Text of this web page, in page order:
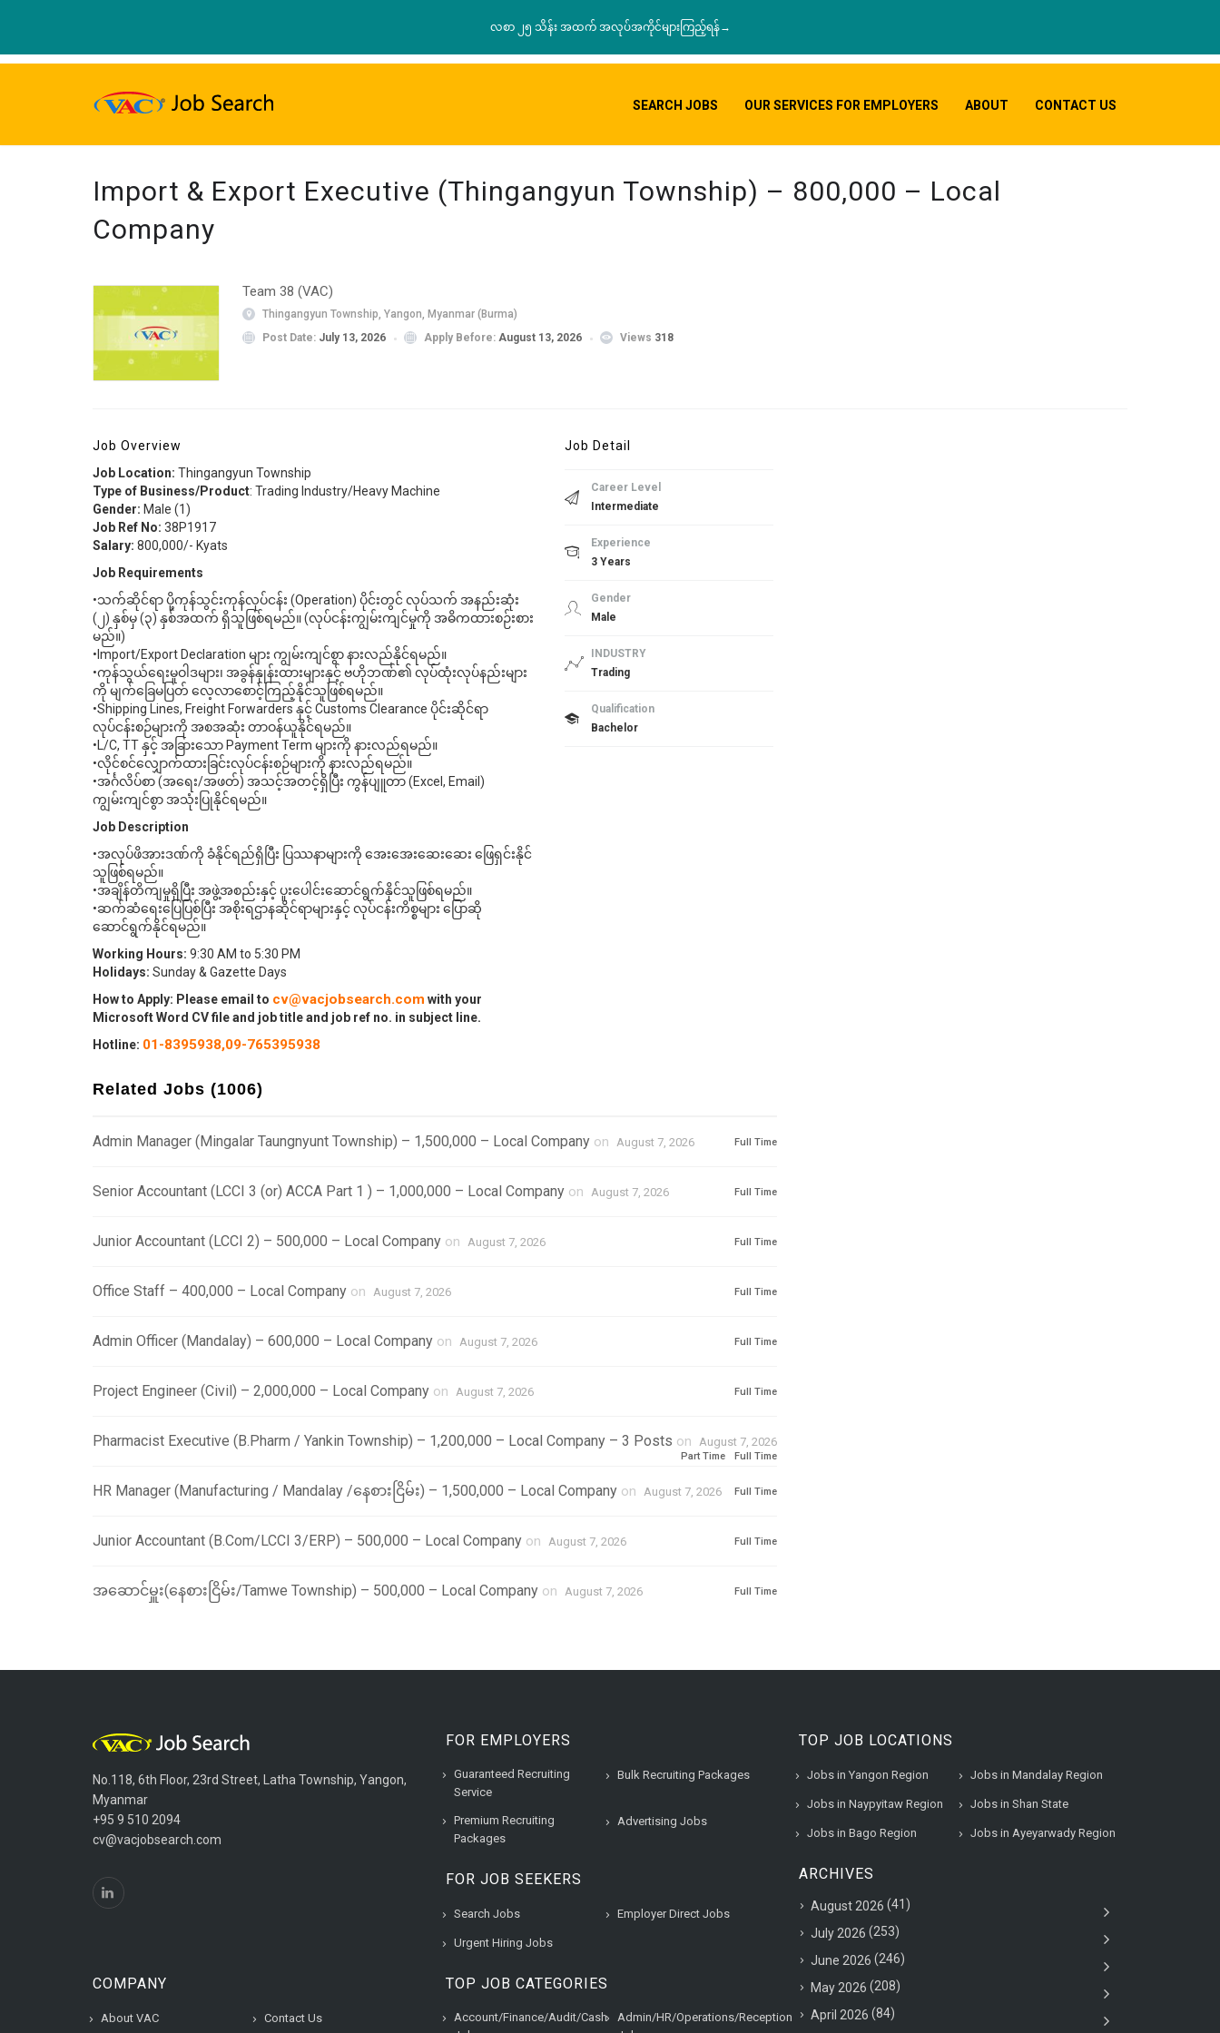
လစာ ၂၅ သိန်း အထက် အလုပ်အကိုင်များကြည့်ရန်→
SEARCH JOBS OUR SERVICES FOR EMPLOYERS ABOUT CONTACT US
Import & Export Executive (Thingangyun Township) – 800,000 – Local
Company
Team 38 (VAC)
Thingangyun Township, Yangon, Myanmar (Burma)
Post Date: July 13, 2026 Apply Before: August 13, 2026 Views 318
Job Overview
Job Location: Thingangyun Township
Type of Business/Product: Trading Industry/Heavy Machine
Gender: Male (1)
Job Ref No: 38P1917
Salary: 800,000/- Kyats
Job Requirements
•သက်ဆိုင်ရာ ပို့ကုန်သွင်းကုန်လုပ်ငန်း (Operation) ပိုင်းတွင် လုပ်သက် အနည်းဆုံး
(၂) နှစ်မှ (၃) နှစ်အထက် ရှိသူဖြစ်ရမည်။ (လုပ်ငန်းကျွမ်းကျင်မှုကို အဓိကထားစဉ်းစား
မည်။)
•Import/Export Declaration များ ကျွမ်းကျင်စွာ နားလည်နိုင်ရမည်။
•ကုန်သွယ်ရေးမူဝါဒများ၊ အခွန်နှုန်းထားများနှင့် ဗဟိုဘဏ်၏ လုပ်ထုံးလုပ်နည်းများ
ကို မျက်ခြေမပြတ် လေ့လာစောင့်ကြည့်နိုင်သူဖြစ်ရမည်။
•Shipping Lines, Freight Forwarders နှင့် Customs Clearance ပိုင်းဆိုင်ရာ
လုပ်ငန်းစဉ်များကို အစအဆုံး တာဝန်ယူနိုင်ရမည်။
•L/C, TT နှင့် အခြားသော Payment Term များကို နားလည်ရမည်။
•လိုင်စင်လျှောက်ထားခြင်းလုပ်ငန်းစဉ်များကို နားလည်ရမည်။
•အင်္ဂလိပ်စာ (အရေး/အဖတ်) အသင့်အတင့်ရှိပြီး ကွန်ပျူတာ (Excel, Email)
ကျွမ်းကျင်စွာ အသုံးပြုနိုင်ရမည်။
Job Description
•အလုပ်ဖိအားဒဏ်ကို ခံနိုင်ရည်ရှိပြီး ပြဿနာများကို အေးအေးဆေးဆေး ဖြေရှင်းနိုင်
သူဖြစ်ရမည်။
•အချိန်တိကျမှုရှိပြီး အဖွဲ့အစည်းနှင့် ပူးပေါင်းဆောင်ရွက်နိုင်သူဖြစ်ရမည်။
•ဆက်ဆံရေးပြေပြစ်ပြီး အစိုးရဌာနဆိုင်ရာများနှင့် လုပ်ငန်းကိစ္စများ ပြောဆို
ဆောင်ရွက်နိုင်ရမည်။
Working Hours: 9:30 AM to 5:30 PM
Holidays: Sunday & Gazette Days
How to Apply: Please email to cv@vacjobsearch.com with your
Microsoft Word CV file and job title and job ref no. in subject line.
Hotline: 01-8395938,09-765395938
Job Detail
Career Level
Intermediate
Experience
3 Years
Gender
Male
INDUSTRY
Trading
Qualification
Bachelor
Related Jobs (1006)
Admin Manager (Mingalar Taungnyunt Township) – 1,500,000 – Local Company on August 7, 2026 Full Time
Senior Accountant (LCCI 3 (or) ACCA Part 1 ) – 1,000,000 – Local Company on August 7, 2026 Full Time
Junior Accountant (LCCI 2) – 500,000 – Local Company on August 7, 2026 Full Time
Office Staff – 400,000 – Local Company on August 7, 2026 Full Time
Admin Officer (Mandalay) – 600,000 – Local Company on August 7, 2026 Full Time
Project Engineer (Civil) – 2,000,000 – Local Company on August 7, 2026 Full Time
Pharmacist Executive (B.Pharm / Yankin Township) – 1,200,000 – Local Company – 3 Posts on August 7, 2026
Full Time
Part Time
HR Manager (Manufacturing / Mandalay /နေစားငြိမ်း) – 1,500,000 – Local Company on August 7, 2026 Full Time
Junior Accountant (B.Com/LCCI 3/ERP) – 500,000 – Local Company on August 7, 2026 Full Time
အဆောင်မှူး(နေစားငြိမ်း/Tamwe Township) – 500,000 – Local Company on August 7, 2026 Full Time
No.118, 6th Floor, 23rd Street, Latha Township, Yangon,
Myanmar
+95 9 510 2094
cv@vacjobsearch.com
COMPANY
About VAC Contact Us
FOR EMPLOYERS
Guaranteed Recruiting
Service
Bulk Recruiting Packages
Premium Recruiting
Packages
Advertising Jobs
FOR JOB SEEKERS
Search Jobs Employer Direct Jobs
Urgent Hiring Jobs
TOP JOB CATEGORIES
Account/Finance/Audit/Cash
Admin/HR/Operations/Reception
TOP JOB LOCATIONS
Jobs in Yangon Region Jobs in Mandalay Region
Jobs in Naypyitaw Region Jobs in Shan State
Jobs in Bago Region Jobs in Ayeyarwady Region
ARCHIVES
August 2026 (41)
July 2026 (253)
June 2026 (246)
May 2026 (208)
April 2026 (84)